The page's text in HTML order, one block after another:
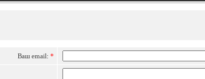
Ваш email: *